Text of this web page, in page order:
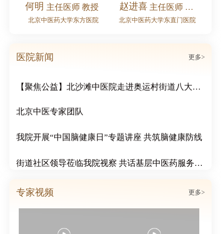
何明 主任医师 教授
北京中医药大学东方医院
赵进喜 主任医师 全国名中医
北京中医药大学东直门医院
医院新闻 更多>
传递冬日温情：北沙滩中医院为市民免费赠送腊八粥
北京中医专家团队
我院开展“中国脑健康日”专题讲座 共筑脑健康防线
北沙滩中医医院成功举办心血管疑难病例分享会
北沙滩中医医院心脑血管科举行案例说明会
专家视频 更多>